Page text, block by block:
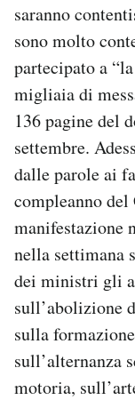
saranno
sono molto
partecipato a
migliaia di
136 pagine del
settembre.
dalle parole ai
compleanno
manifestazione
nella settimana
dei ministri gli
sull’abolizione
sulla
sull’alternanza
motoria,